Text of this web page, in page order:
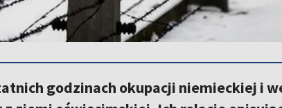
godzinach okupacji niemieckiej i